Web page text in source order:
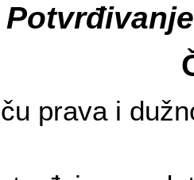
prava i